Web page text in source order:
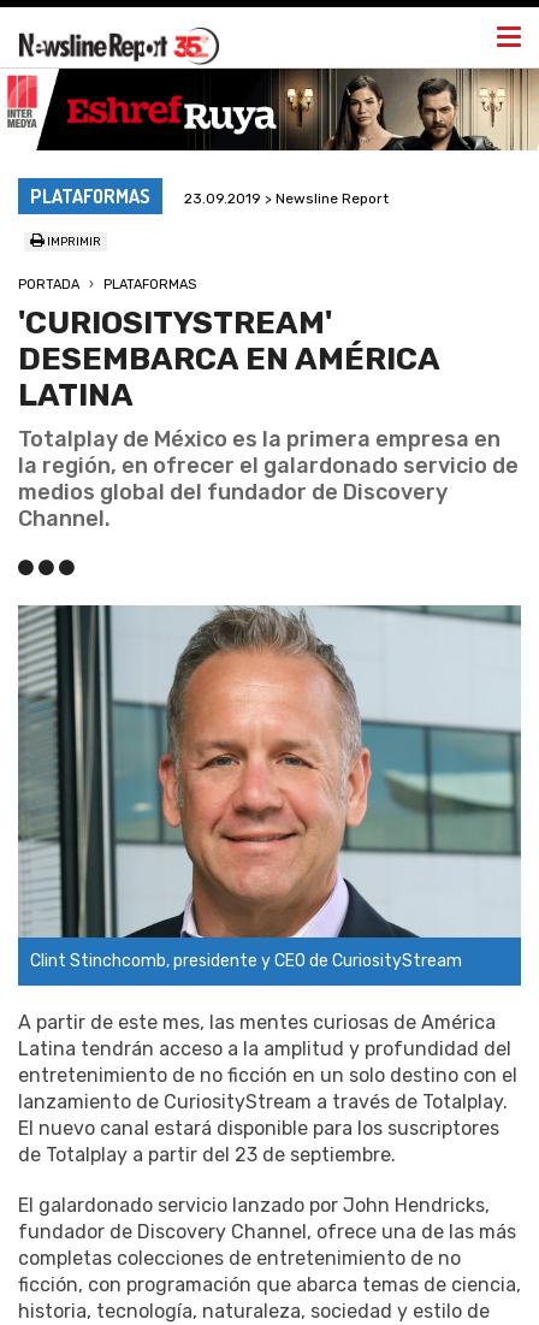
PLATAFORMAS 23.09.2019 > Newsline Report
IMPRIMIR
PORTADA PLATAFORMAS
'CURIOSITYSTREAM'
DESEMBARCA EN AMÉRICA
LATINA
Totalplay de México es la primera empresa en
la región, en ofrecer el galardonado servicio de
medios global del fundador de Discovery
Channel.
Clint Stinchcomb, presidente y CEO de CuriosityStream
A partir de este mes, las mentes curiosas de América
Latina tendrán acceso a la amplitud y profundidad del
entretenimiento de no ficción en un solo destino con el
lanzamiento de CuriosityStream a través de Totalplay.
El nuevo canal estará disponible para los suscriptores
de Totalplay a partir del 23 de septiembre.
El galardonado servicio lanzado por John Hendricks,
fundador de Discovery Channel, ofrece una de las más
completas colecciones de entretenimiento de no
ficción, con programación que abarca temas de ciencia,
historia, tecnología, naturaleza, sociedad y estilo de